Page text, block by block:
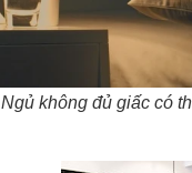
Ngủ không đủ giấc có